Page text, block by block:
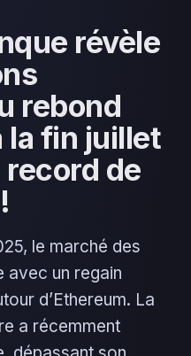
révèle
rebond
la fin juillet
de
le marché des
avec un regain
d’Ethereum. La
a récemment